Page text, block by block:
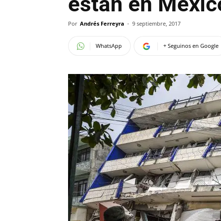
Por Andrés Ferreyra - 9 septiembre, 2017
WhatsApp + Seguinos en Google